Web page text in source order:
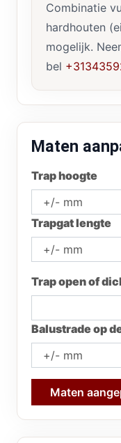
Combinatie
hardhouten
mogelijk.
bel
Maten
Trap hoogte
Trapgat lengte
Trap open of
Balustrade op
Maten